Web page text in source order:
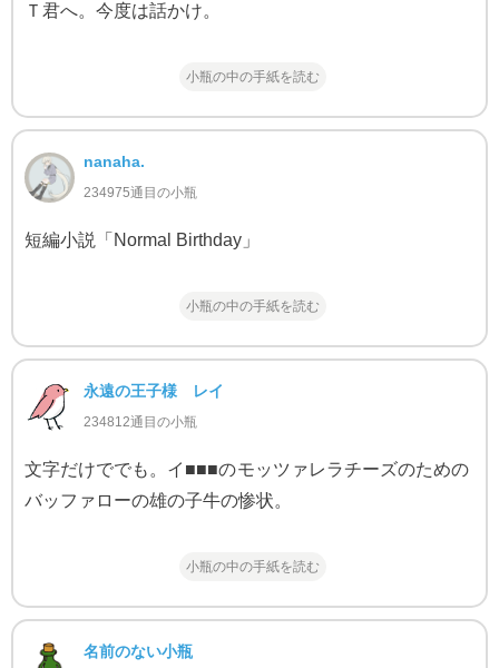
Ｔ君へ。今度は話かけ。
小瓶の中の手紙を読む
nanaha.
234975通目の小瓶
短編小説「Normal Birthday」
小瓶の中の手紙を読む
永遠の王子様 レイ
234812通目の小瓶
文字だけででも。イ■■■のモッツァレラチーズのための
バッファローの雄の子牛の惨状。
小瓶の中の手紙を読む
名前のない小瓶